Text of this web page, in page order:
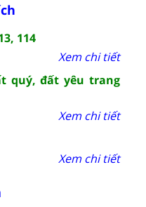
114
Xem chi tiết
quý, đất yêu trang
Xem chi tiết
Xem chi tiết